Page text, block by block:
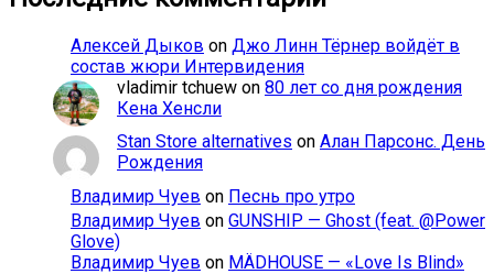
Алексей Дыков on Джо Линн Тёрнер войдёт в
состав жюри Интервидения
vladimir tchuew on 80 лет со дня рождения
Кена Хенсли
Stan Store alternatives on Алан Парсонс. День
Рождения
Владимир Чуев on Песнь про утро
Владимир Чуев on GUNSHIP — Ghost (feat. @Power
Glove)
Владимир Чуев on MÄDHOUSE — «Love Is Blind»